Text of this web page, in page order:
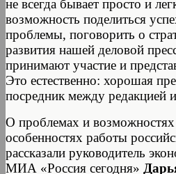
не всегда бывает просто и
возможность поделиться
проблемы, поговорить о
развития нашей деловой
принимают участие и
Это естественно: хорошая
посредник между редакцией
О проблемах и
особенностях работы
рассказали руководитель
МИА «Россия сегодня»